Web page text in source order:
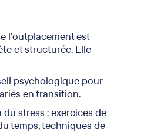
l’outplacement est
et structurée. Elle
psychologique pour
en transition.
stress : exercices de
temps, techniques de